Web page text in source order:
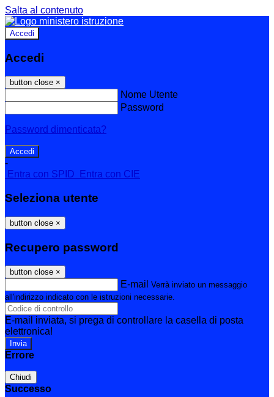
Salta al contenuto
Accedi
Accedi
button close ×
Nome Utente
Password
Password dimenticata?
-
Entra con SPID
Entra con CIE
Seleziona utente
button close ×
Recupero password
button close ×
E-mail Verrà inviato un messaggio
all'indirizzo indicato con le istruzioni necessarie.
E-mail inviata, si prega di controllare la casella di posta
elettronica!
Errore
Chiudi
Successo